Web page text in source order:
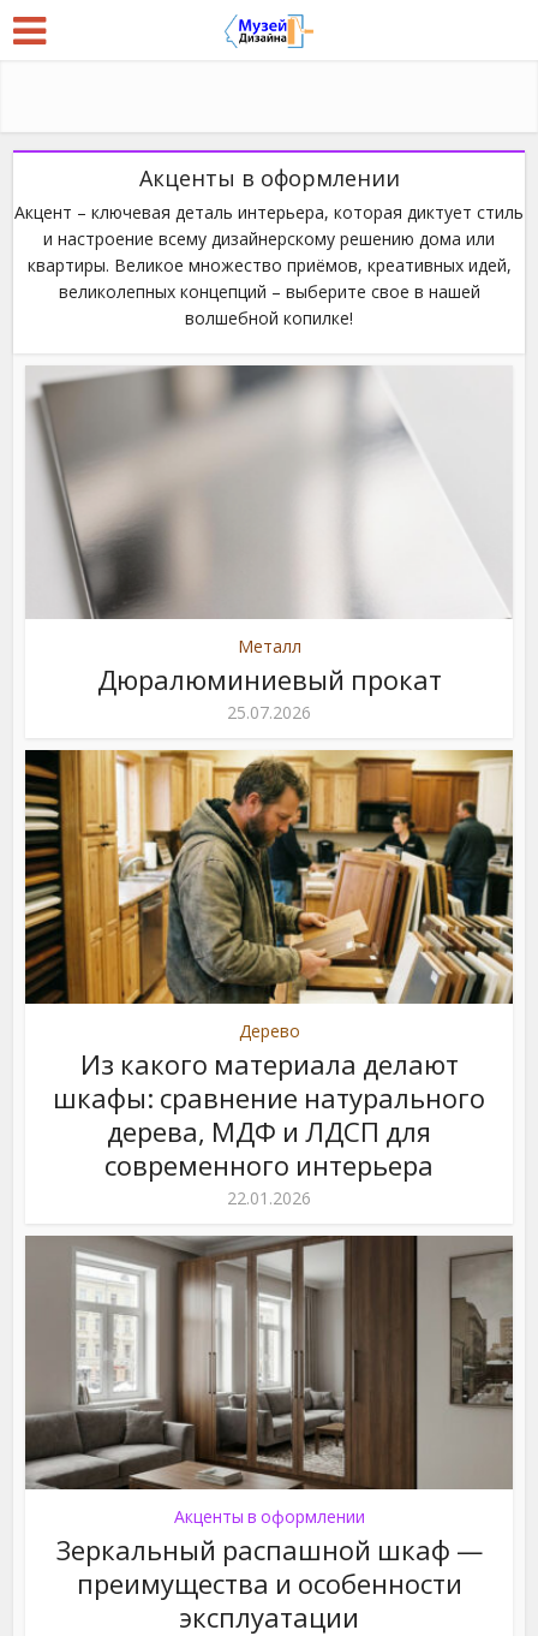
Акценты в оформлении
Акцент – ключевая деталь интерьера, которая диктует стиль
и настроение всему дизайнерскому решению дома или
квартиры. Великое множество приёмов, креативных идей,
великолепных концепций – выберите свое в нашей
волшебной копилке!
Металл
Дюралюминиевый прокат
25.07.2026
Дерево
Из какого материала делают
шкафы: сравнение натурального
дерева, МДФ и ЛДСП для
современного интерьера
22.01.2026
Акценты в оформлении
Зеркальный распашной шкаф —
преимущества и особенности
эксплуатации